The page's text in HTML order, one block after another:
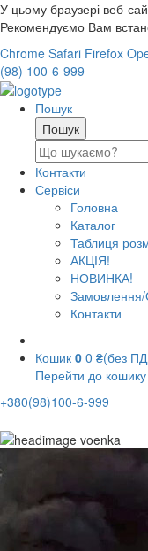
У цьому браузері веб-
Рекомендуємо Вам
Chrome Safari Firefox
(98) 100-6-999
Пошук
Контакти
Сервіси
Головна
Каталог
Таблиця
АКЦІЯ!
НОВИНКА!
Контакти
Кошик 0 0 ₴(без
Перейти до кошику
+380(98)100-6-999